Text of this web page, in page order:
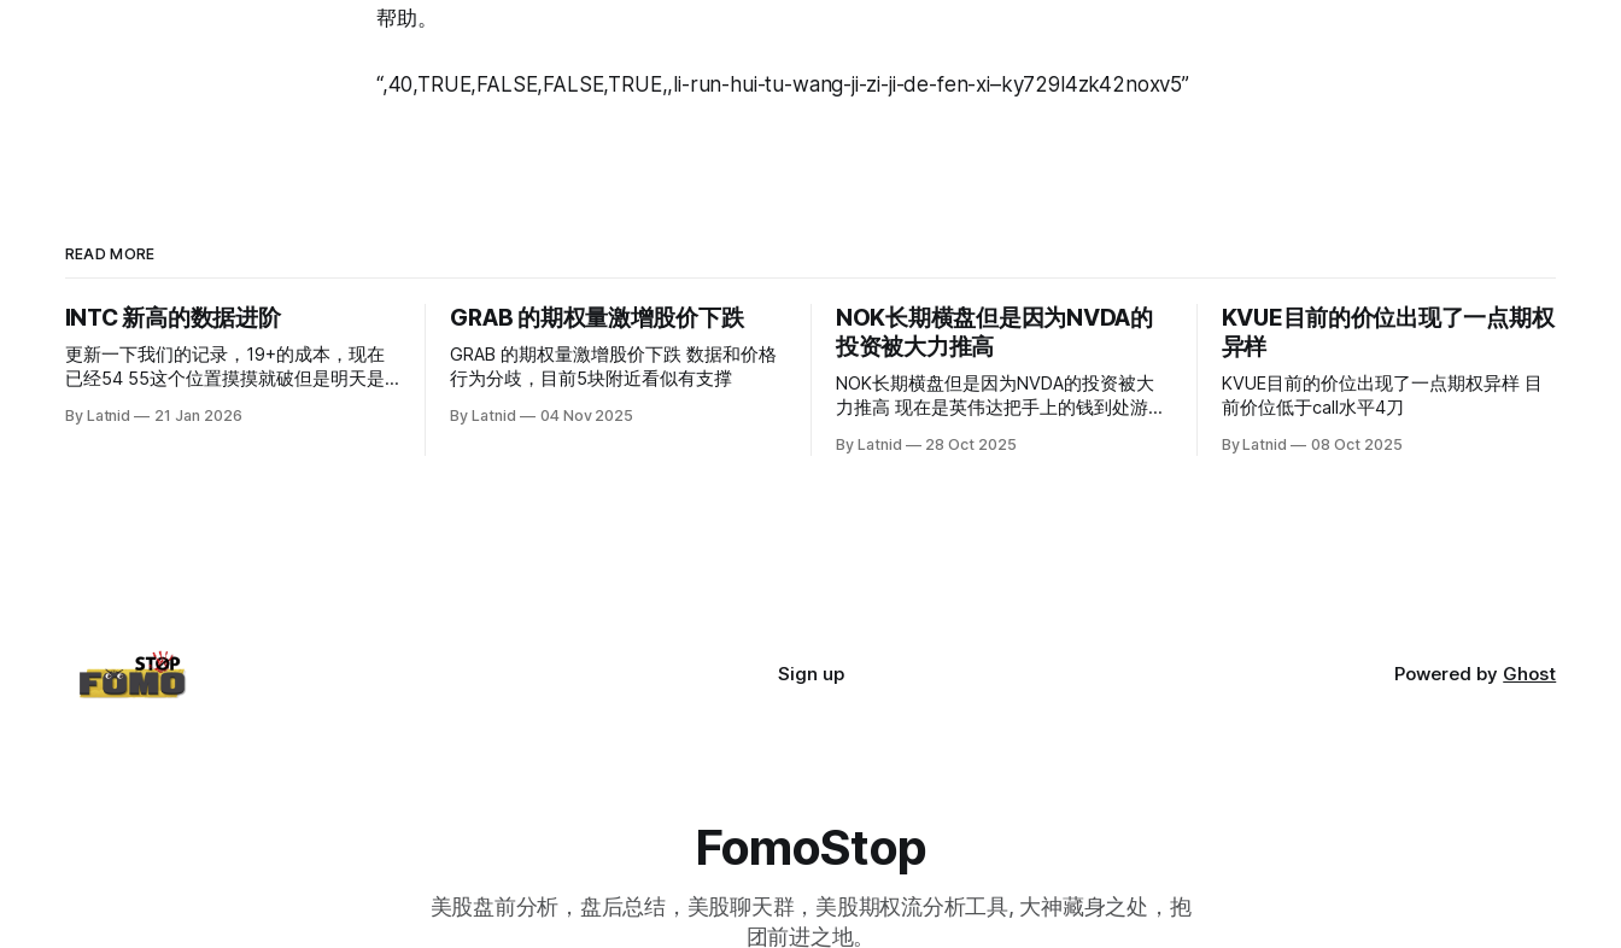
帮助。
“,40,TRUE,FALSE,FALSE,TRUE,,li-run-hui-tu-wang-ji-zi-ji-de-fen-xi–ky729l4zk42noxv5”
READ MORE
INTC 新高的数据进阶
更新一下我们的记录，19+的成本，现在
已经54 55这个位置摸摸就破但是明天是
而应该谨慎，数据很明显偏向多头，47的
By Latnid 21 Jan 2026
GRAB 的期权量激增股价下跌
GRAB 的期权量激增股价下跌 数据和价格
行为分歧，目前5块附近看似有支撑
By Latnid 04 Nov 2025
NOK长期横盘但是因为NVDA的
投资被大力推高
NOK长期横盘但是因为NVDA的投资被大
力推高 现在是英伟达把手上的钱到处游走
By Latnid 28 Oct 2025
KVUE目前的价位出现了一点期权
异样
KVUE目前的价位出现了一点期权异样 目
前价位低于call水平4刀
By Latnid 08 Oct 2025
Sign up Powered by Ghost
FomoStop
美股盘前分析，盘后总结，美股聊天群，美股期权流分析工具, 大神藏身之处，抱
团前进之地。